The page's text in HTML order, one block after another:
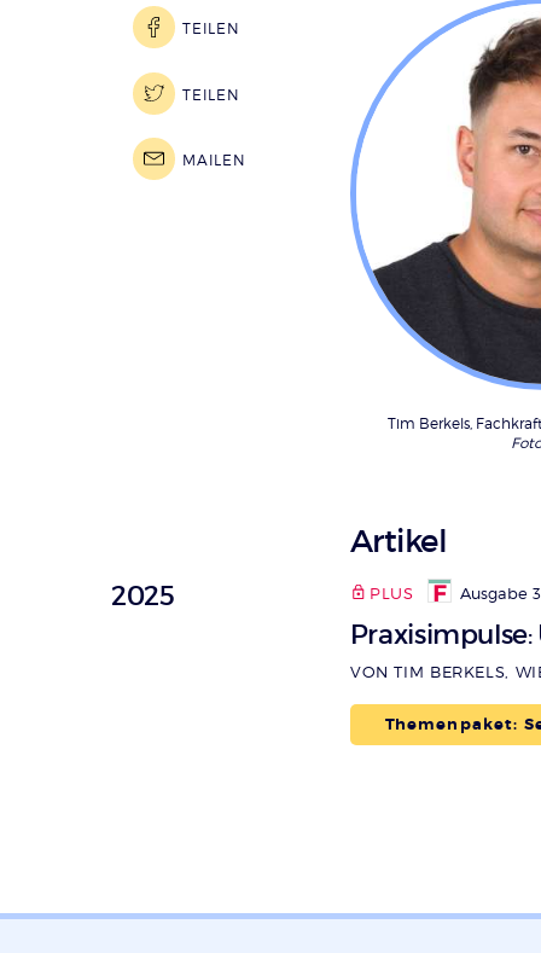
Tim Berkels,
TEILEN
TEILEN
MAILEN
Artikel
2025 PLUS Ausgabe
Praxisimpulse:
VON TIM BERKELS,
Themenpaket: